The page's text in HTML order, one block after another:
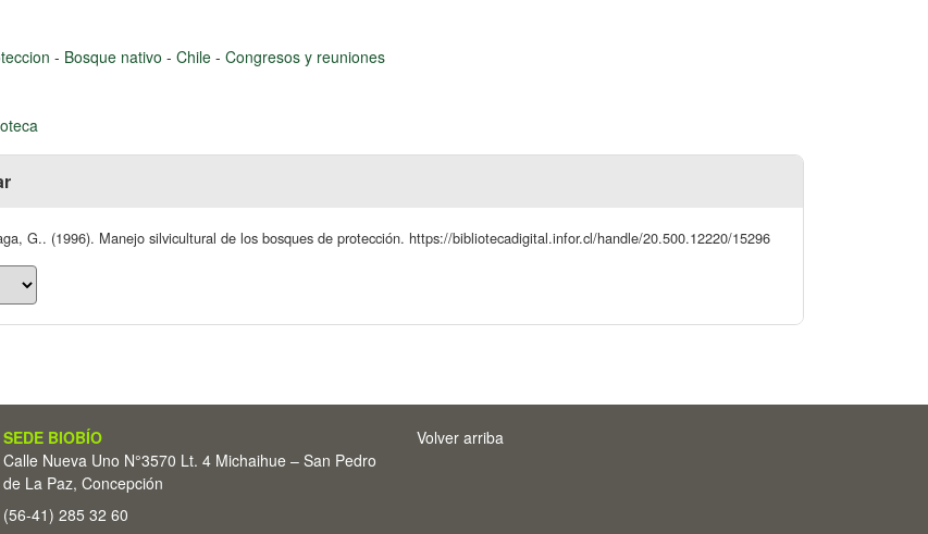
- Bosque nativo - Chile - Congresos y reuniones
G.. (1996). Manejo silvicultural de los bosques de protección. https://bibliotecadigital.infor.cl/handle/20.500.12220/15296
SEDE BIOBÍO
Calle Nueva Uno N°3570 Lt. 4 Michaihue – San Pedro
de La Paz, Concepción
(56-41) 285 32 60
Volver arriba